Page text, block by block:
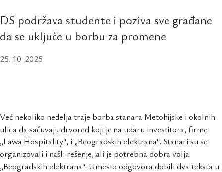
DS podržava studente i poziva sve građane
da se uključe u borbu za promene
25. 10. 2025
Već nekoliko nedelja traje borba stanara Metohijske i okolnih
ulica da sačuvaju drvored koji je na udaru investitora, firme
„Lawa Hospitality“, i „Beogradskih elektrana“. Stanari su se
organizovali i našli rešenje, ali je potrebna dobra volja
„Beogradskih elektrana“. Umesto odgovora dobili dva teksta u